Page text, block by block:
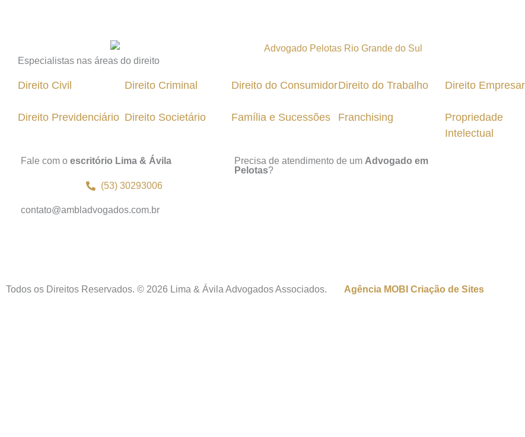
Especialistas nas áreas do direito
Direito Civil Direito Criminal Direito do ConsumidorDireito do Trabalho Direito
Direito Previdenciário Direito Societário Família e Sucessões Franchising
Propriedade
Intelectual
Fale com o escritório Lima & Ávila
(53) 30293006
contato@ambladvogados.com.br
Precisa de atendimento de um Advogado em
Pelotas?
Todos os Direitos Reservados. © 2026 Lima & Ávila Advogados Associados. Agência MOBI Criação de Sites